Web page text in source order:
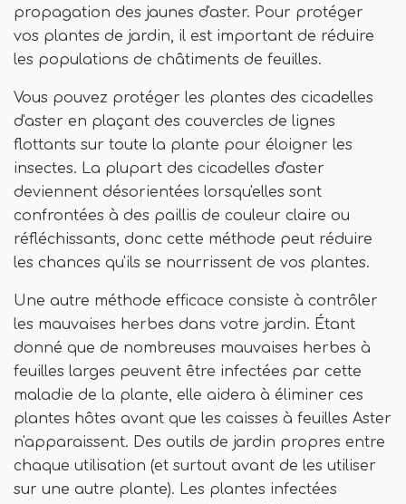
propagation des jaunes d'aster. Pour protéger
vos plantes de jardin, il est important de réduire
les populations de châtiments de feuilles.
Vous pouvez protéger les plantes des cicadelles
d'aster en plaçant des couvercles de lignes
flottants sur toute la plante pour éloigner les
insectes. La plupart des cicadelles d'aster
deviennent désorientées lorsqu'elles sont
confrontées à des paillis de couleur claire ou
réfléchissants, donc cette méthode peut réduire
les chances qu'ils se nourrissent de vos plantes.
Une autre méthode efficace consiste à contrôler
les mauvaises herbes dans votre jardin. Étant
donné que de nombreuses mauvaises herbes à
feuilles larges peuvent être infectées par cette
maladie de la plante, elle aidera à éliminer ces
plantes hôtes avant que les caisses à feuilles Aster
n'apparaissent. Des outils de jardin propres entre
chaque utilisation (et surtout avant de les utiliser
sur une autre plante). Les plantes infectées